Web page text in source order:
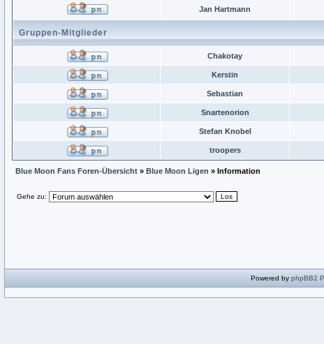
Jan Hartmann
Gruppen-Mitglieder
Chakotay
Kerstin
Sebastian
Snartenorion
Stefan Knobel
troopers
Blue Moon Fans Foren-Übersicht » Blue Moon Ligen » Information
Gehe zu:
Powered by phpBB2